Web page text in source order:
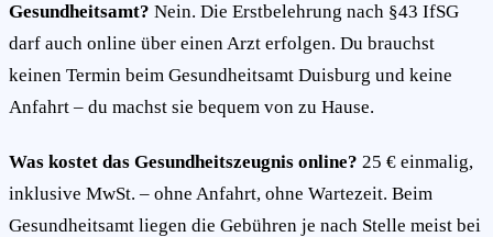
Gesundheitsamt? Nein. Die Erstbelehrung nach §43 IfSG
darf auch online über einen Arzt erfolgen. Du brauchst
keinen Termin beim Gesundheitsamt Duisburg und keine
Anfahrt – du machst sie bequem von zu Hause.
Was kostet das Gesundheitszeugnis online? 25 € einmalig,
inklusive MwSt. – ohne Anfahrt, ohne Wartezeit. Beim
Gesundheitsamt liegen die Gebühren je nach Stelle meist bei